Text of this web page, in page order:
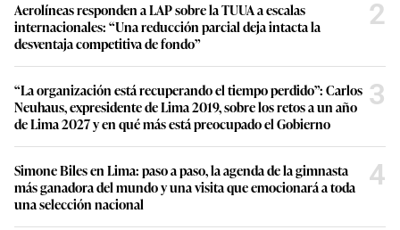
Aerolíneas responden a LAP sobre la TUUA a escalas
internacionales: “Una reducción parcial deja intacta la
desventaja competitiva de fondo”
2
“La organización está recuperando el tiempo perdido”: Carlos
Neuhaus, expresidente de Lima 2019, sobre los retos a un año
de Lima 2027 y en qué más está preocupado el Gobierno
3
Simone Biles en Lima: paso a paso, la agenda de la gimnasta
más ganadora del mundo y una visita que emocionará a toda
una selección nacional
4